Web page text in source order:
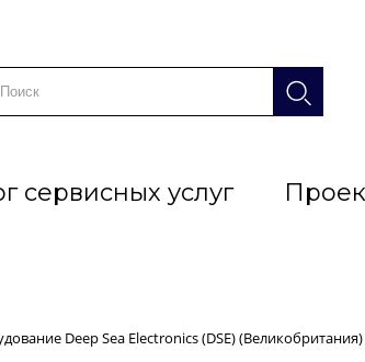
сервисных услуг
Deep Sea Electronics (DSE) (Великобритания)